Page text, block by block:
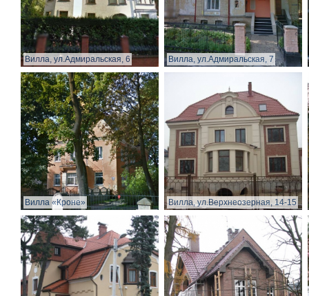
Вилла, ул.Адмиральская, 6 Вилла, ул.Адмиральская, 7
Вилла «Кроне» Вилла, ул.Верхнеозерная, 14-15